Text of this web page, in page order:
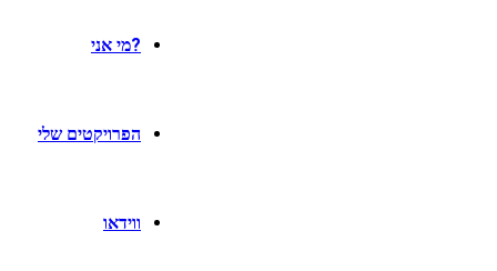
?מי אני
הפרויקטים שלי
ווידאו